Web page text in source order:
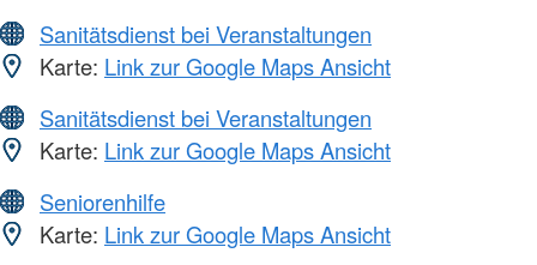
Sanitätsdienst bei Veranstaltungen
Karte: Link zur Google Maps Ansicht
Sanitätsdienst bei Veranstaltungen
Karte: Link zur Google Maps Ansicht
Seniorenhilfe
Karte: Link zur Google Maps Ansicht